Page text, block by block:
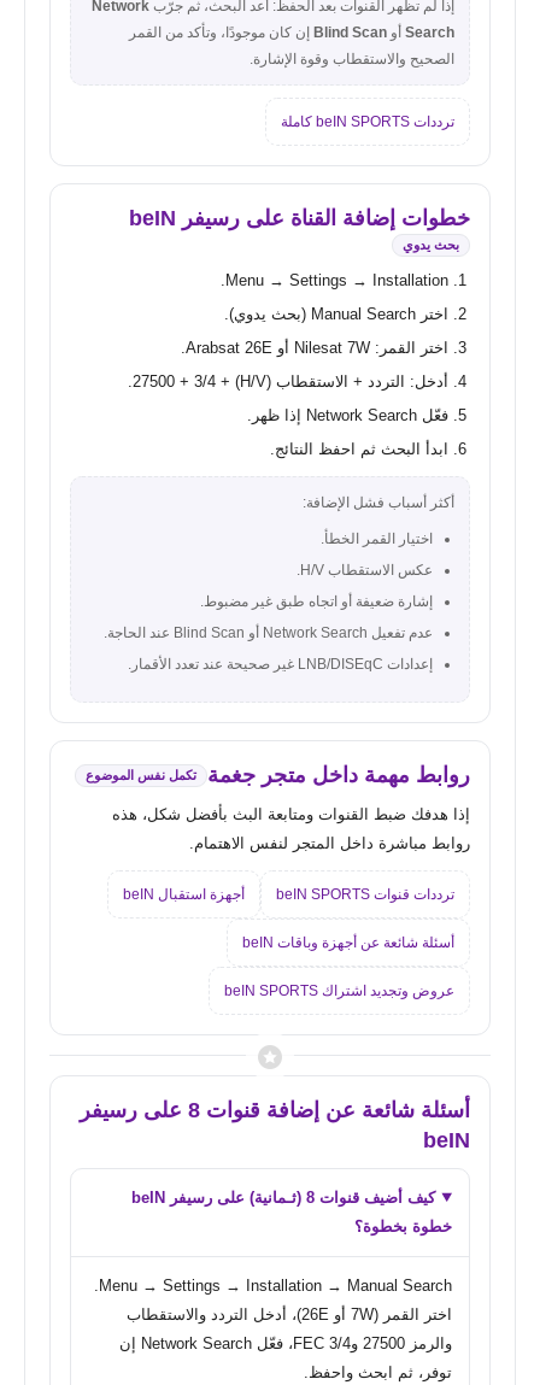
إذا لم تظهر القنوات بعد الحفظ: أعد البحث، ثم جرّب Network
Search أو Blind Scan إن كان موجودًا، وتأكد من القمر
الصحيح والاستقطاب وقوة الإشارة.
ترددات beIN SPORTS كاملة
خطوات إضافة القناة على رسيفر beIN
بحث يدوي
Menu → Settings → Installation.
اختر Manual Search (بحث يدوي).
اختر القمر: Nilesat 7W أو Arabsat 26E.
أدخل: التردد + الاستقطاب (H/V) + 27500 + 3/4.
فعّل Network Search إذا ظهر.
ابدأ البحث ثم احفظ النتائج.
أكثر أسباب فشل الإضافة:
اختيار القمر الخطأ.
عكس الاستقطاب H/V.
إشارة ضعيفة أو اتجاه طبق غير مضبوط.
عدم تفعيل Network Search أو Blind Scan عند الحاجة.
إعدادات LNB/DISEqC غير صحيحة عند تعدد الأقمار.
روابط مهمة داخل متجر جغمة تكمل نفس الموضوع
إذا هدفك ضبط القنوات ومتابعة البث بأفضل شكل، هذه
روابط مباشرة داخل المتجر لنفس الاهتمام.
ترددات قنوات beIN SPORTS أجهزة استقبال beIN
أسئلة شائعة عن أجهزة وباقات beIN
عروض وتجديد اشتراك beIN SPORTS
أسئلة شائعة عن إضافة قنوات 8 على رسيفر
beIN
كيف أضيف قنوات 8 (ثـمانية) على رسيفر beIN
خطوة بخطوة؟
اختر القمر (7W أو 26E)، أدخل التردد والاستقطاب
والرمز 27500 وFEC 3/4، فعّل Network Search إن
توفر، ثم ابحث واحفظ.